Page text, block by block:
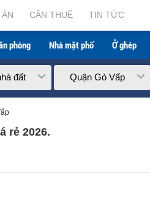
CẦN THUÊ TIN TỨC
phòng Nhà mặt phố Ở ghép
đất Quận Gò Vấp
rẻ 2026.